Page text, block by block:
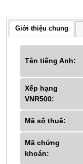
Giới thiệu chung
Tên tiếng Anh:
Xếp hạng
VNR500:
Mã số thuế:
Mã chứng
khoán: